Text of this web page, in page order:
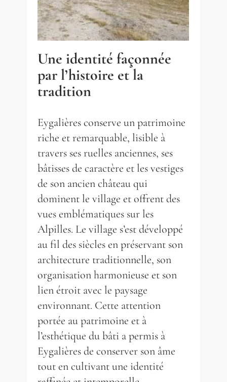
Une identité façonnée
par l’histoire et la
tradition
Eygalières conserve un patrimoine
riche et remarquable, lisible à
travers ses ruelles anciennes, ses
bâtisses de caractère et les vestiges
de son ancien château qui
dominent le village et offrent des
vues emblématiques sur les
Alpilles. Le village s’est développé
au fil des siècles en préservant son
architecture traditionnelle, son
organisation harmonieuse et son
lien étroit avec le paysage
environnant. Cette attention
portée au patrimoine et à
l’esthétique du bâti a permis à
Eygalières de conserver son âme
tout en cultivant une identité